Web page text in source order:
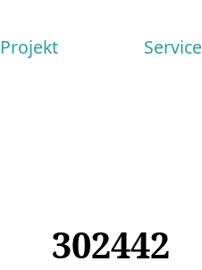
Projekt Service
302442